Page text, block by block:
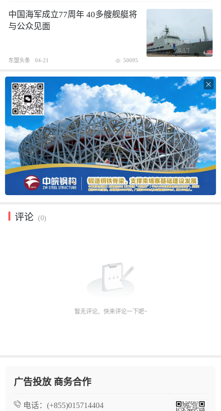
中国海军成立77周年 40多艘舰艇将
与公众见面
东盟头条 04-21 50095

评论 (0)
广告投放 商务合作
电话： (+855)015714404